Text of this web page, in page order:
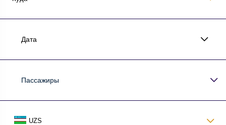
Дата
Пассажиры
UZS